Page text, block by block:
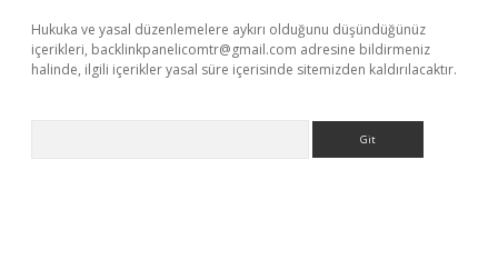
Hukuka ve yasal düzenlemelere aykırı olduğunu düşündüğünüz
içerikleri, backlinkpanelicomtr@gmail.com adresine bildirmeniz
halinde, ilgili içerikler yasal süre içerisinde sitemizden kaldırılacaktır.